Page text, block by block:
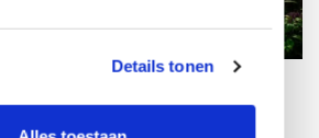
Details tonen
ze
Tuinmeubeltrends 2025:
Stijlvolle en duurzame